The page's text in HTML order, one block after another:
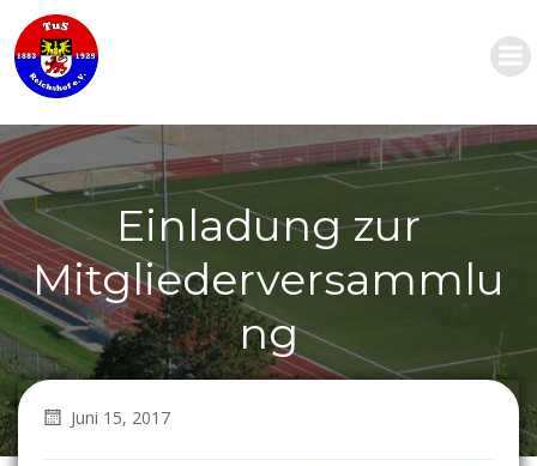
Einladung zur
Mitgliederversammlu
ng
Juni 15, 2017